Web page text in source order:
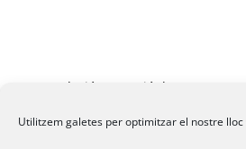
Utilitzem galetes per optimitzar el nostre
Fundació La Passió